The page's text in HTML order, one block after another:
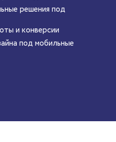
решения под
и конверсии
под мобильные